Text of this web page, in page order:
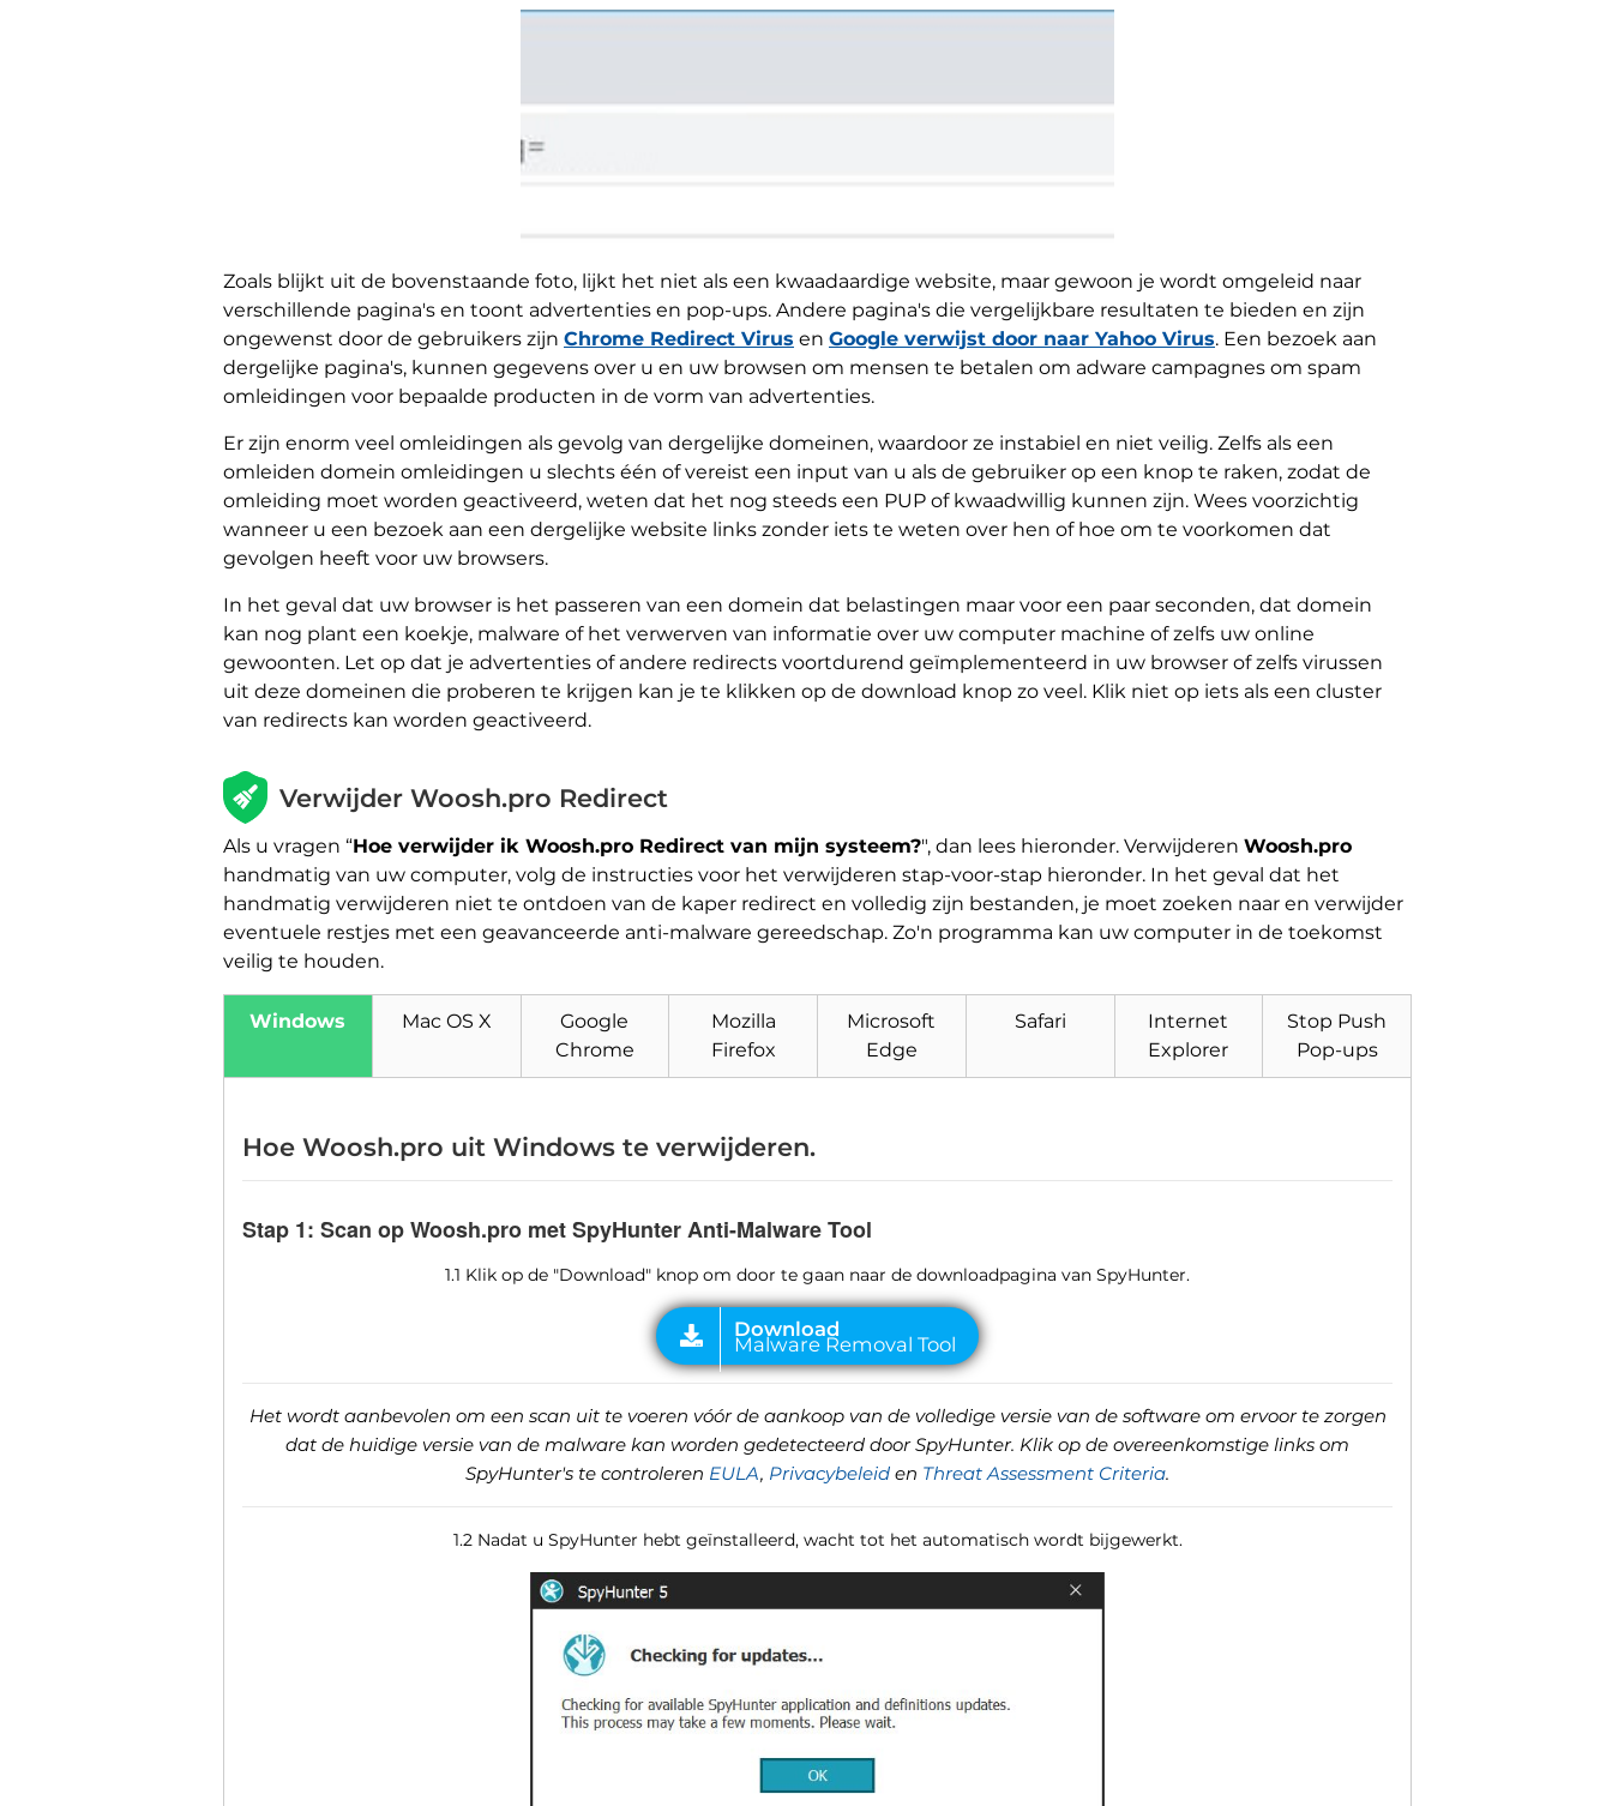
Zoals blijkt uit de bovenstaande foto, lijkt het niet als een kwaadaardige website, maar gewoon je wordt omgeleid naar
verschillende pagina's en toont advertenties en pop-ups. Andere pagina's die vergelijkbare resultaten te bieden en zijn
ongewenst door de gebruikers zijn Chrome Redirect Virus en Google verwijst door naar Yahoo Virus. Een bezoek aan
dergelijke pagina's, kunnen gegevens over u en uw browsen om mensen te betalen om adware campagnes om spam
omleidingen voor bepaalde producten in de vorm van advertenties.
Er zijn enorm veel omleidingen als gevolg van dergelijke domeinen, waardoor ze instabiel en niet veilig. Zelfs als een
omleiden domein omleidingen u slechts één of vereist een input van u als de gebruiker op een knop te raken, zodat de
omleiding moet worden geactiveerd, weten dat het nog steeds een PUP of kwaadwillig kunnen zijn. Wees voorzichtig
wanneer u een bezoek aan een dergelijke website links zonder iets te weten over hen of hoe om te voorkomen dat
gevolgen heeft voor uw browsers.
In het geval dat uw browser is het passeren van een domein dat belastingen maar voor een paar seconden, dat domein
kan nog plant een koekje, malware of het verwerven van informatie over uw computer machine of zelfs uw online
gewoonten. Let op dat je advertenties of andere redirects voortdurend geïmplementeerd in uw browser of zelfs virussen
uit deze domeinen die proberen te krijgen kan je te klikken op de download knop zo veel. Klik niet op iets als een cluster
van redirects kan worden geactiveerd.
Verwijder Woosh.pro Redirect
Als u vragen “Hoe verwijder ik Woosh.pro Redirect van mijn systeem?", dan lees hieronder. Verwijderen Woosh.pro
handmatig van uw computer, volg de instructies voor het verwijderen stap-voor-stap hieronder. In het geval dat het
handmatig verwijderen niet te ontdoen van de kaper redirect en volledig zijn bestanden, je moet zoeken naar en verwijder
eventuele restjes met een geavanceerde anti-malware gereedschap. Zo'n programma kan uw computer in de toekomst
veilig te houden.
Windows Mac OS X
Google
Chrome
Mozilla
Firefox
Microsoft
Edge
Safari
Internet
Explorer
Stop Push
Pop-ups
Hoe Woosh.pro uit Windows te verwijderen.
Stap 1: Scan op Woosh.pro met SpyHunter Anti-Malware Tool
1.1 Klik op de "Download" knop om door te gaan naar de downloadpagina van SpyHunter.
Malware Removal Tool
Het wordt aanbevolen om een ​​scan uit te voeren vóór de aankoop van de volledige versie van de software om ervoor te zorgen
dat de huidige versie van de malware kan worden gedetecteerd door SpyHunter. Klik op de overeenkomstige links om
SpyHunter's te controleren EULA, Privacybeleid en Threat Assessment Criteria.
1.2 Nadat u SpyHunter hebt geïnstalleerd, wacht tot het automatisch wordt bijgewerkt.